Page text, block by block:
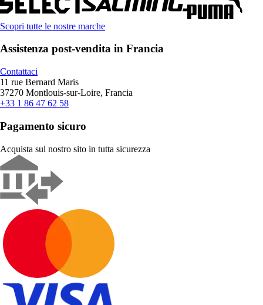
Scopri tutte le nostre marche
Assistenza post-vendita in Francia
Contattaci
11 rue Bernard Maris
37270 Montlouis-sur-Loire, Francia
+33 1 86 47 62 58
Pagamento sicuro
Acquista sul nostro sito in tutta sicurezza